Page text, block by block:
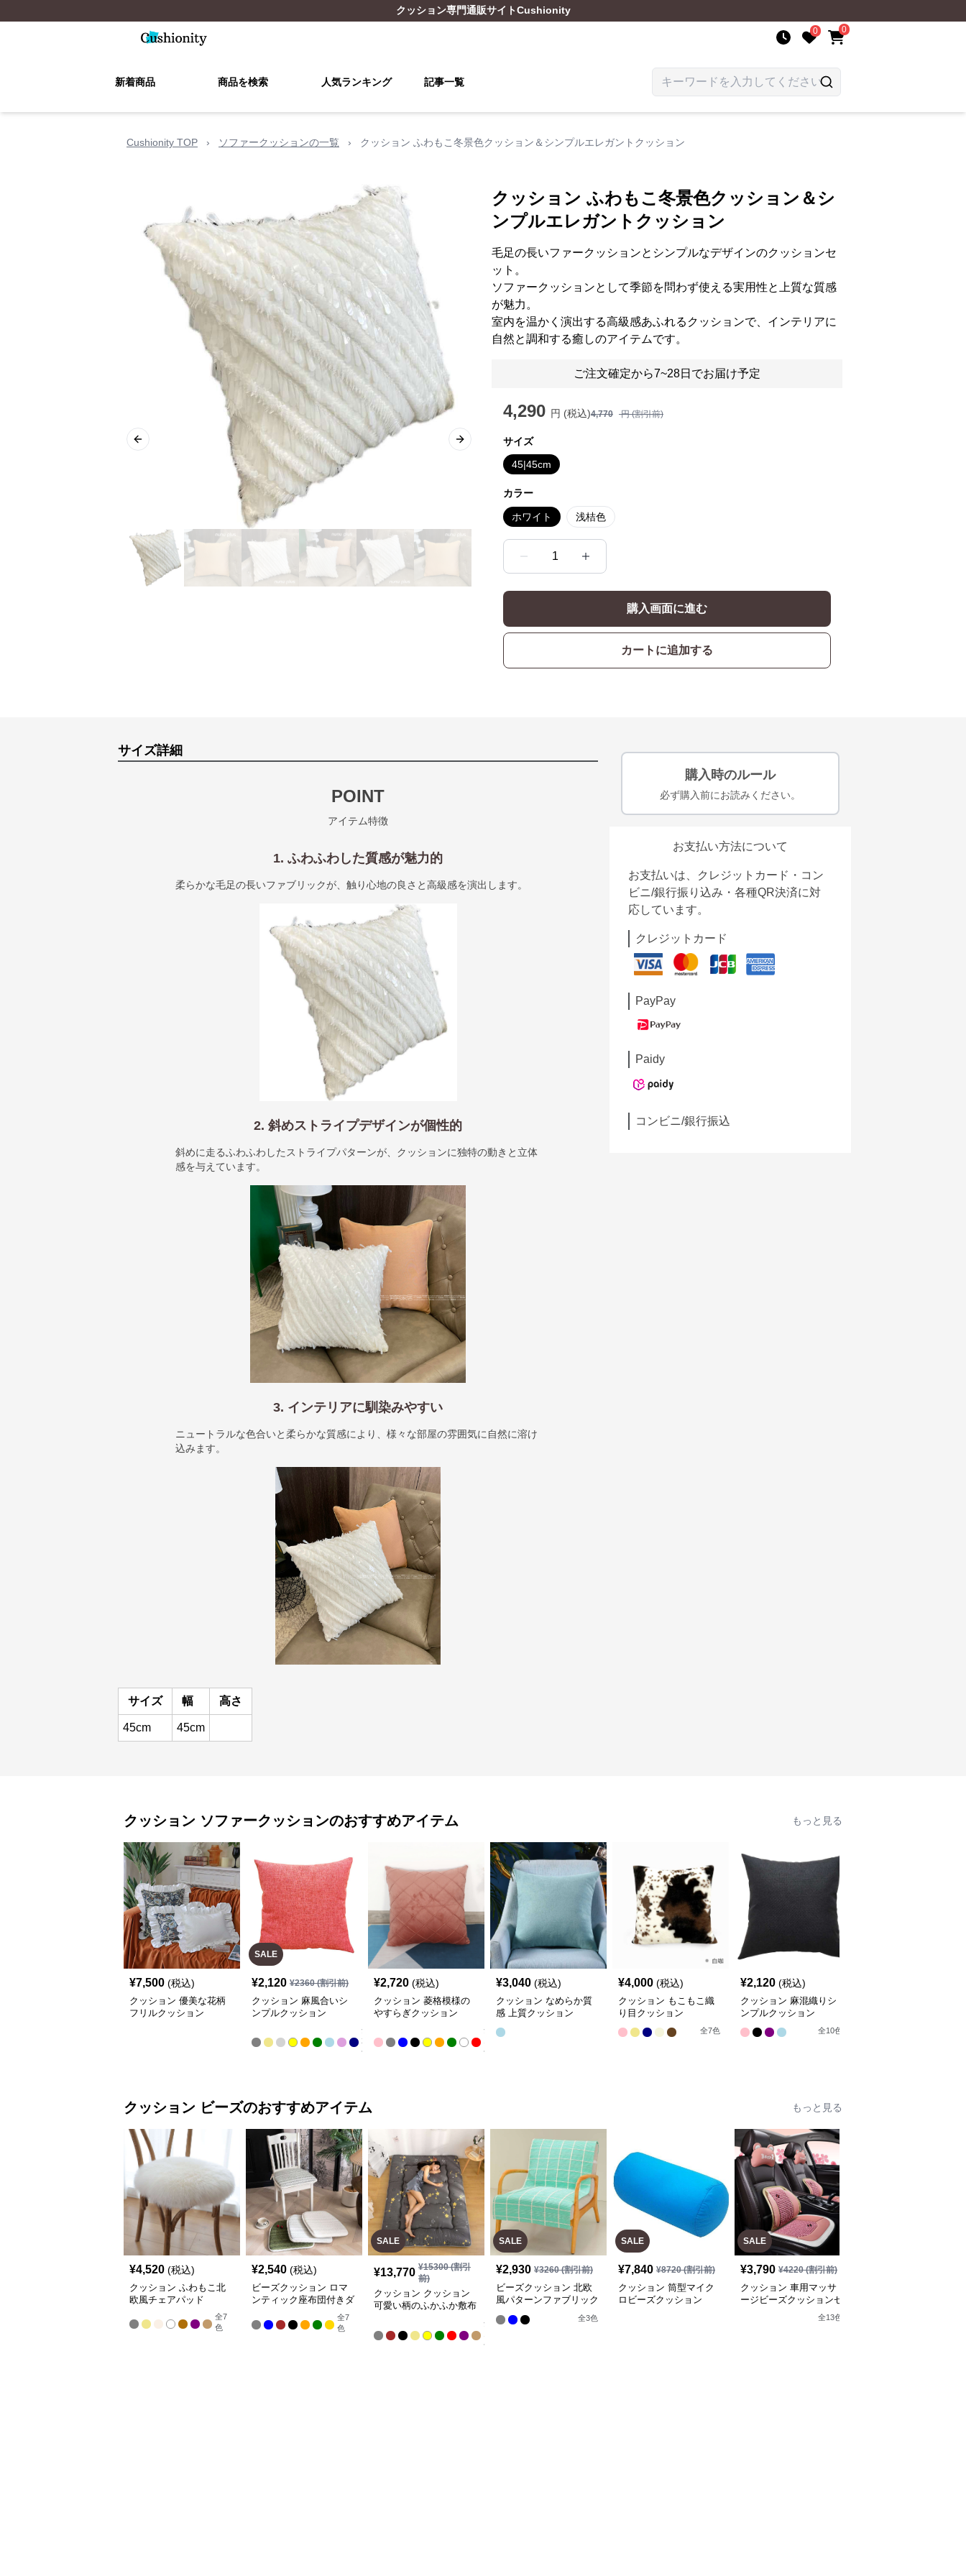
クッション専門通販サイトCushionity
0 0
新着商品 商品を検索 人気ランキング 記事一覧
Cushionity TOP › ソファークッションの一覧 › クッション ふわもこ冬景色クッション＆シンプルエレガントクッション
Previous slide Next slide
クッション ふわもこ冬景色クッション＆シ
ンプルエレガントクッション
毛足の長いファークッションとシンプルなデザインのクッションセ
ット。
ソファークッションとして季節を問わず使える実用性と上質な質感
が魅力。
室内を温かく演出する高級感あふれるクッションで、インテリアに
自然と調和する癒しのアイテムです。
ご注文確定から7~28日でお届け予定
4,290 円 (税込)4,770 円 (割引前)
サイズ
45|45cm
カラー
ホワイト 浅桔色
1
購入画面に進む
カートに追加する
サイズ詳細
POINT
アイテム特徴
1. ふわふわした質感が魅力的
柔らかな毛足の長いファブリックが、触り心地の良さと高級感を演出します。
2. 斜めストライプデザインが個性的
斜めに走るふわふわしたストライプパターンが、クッションに独特の動きと立体
感を与えています。
3. インテリアに馴染みやすい
ニュートラルな色合いと柔らかな質感により、様々な部屋の雰囲気に自然に溶け
込みます。
サイズ 幅 高さ
45cm 45cm
購入時のルール
必ず購入前にお読みください。
お支払い方法について
お支払いは、クレジットカード・コン
ビニ/銀行振り込み・各種QR決済に対
応しています。
クレジットカード
PayPay
Paidy
コンビニ/銀行振込
クッション ソファークッションのおすすめアイテム もっと見る
¥7,500 (税込)
クッション 優美な花柄
フリルクッション
SALE
¥2,120 ¥2360(割引前)
クッション 麻風合いシ
ンプルクッション
全
22
色
¥2,720 (税込)
クッション 菱格模様の
やすらぎクッション
全
色
¥3,040 (税込)
クッション なめらか質
感 上質クッション
¥4,000 (税込)
クッション もこもこ織
り目クッション
全7色
¥2,120 (税込)
クッション 麻混織りシ
ンプルクッション
全10色
クッション ビーズのおすすめアイテム もっと見る
¥4,520 (税込)
クッション ふわもこ北
欧風チェアパッド
全7
色
¥2,540 (税込)
ビーズクッション ロマ
ンティック座布団付きダ
全7
色
SALE
¥13,770 ¥15300(割引
前)
クッション クッション
可愛い柄のふかふか敷布
全
色
SALE
¥2,930 ¥3260(割引前)
ビーズクッション 北欧
風パターンファブリック
全3色
SALE
¥7,840 ¥8720(割引前)
クッション 筒型マイク
ロビーズクッション
SALE
¥3,790 ¥4220(割引前)
クッション 車用マッサ
ージビーズクッションセ
全13色